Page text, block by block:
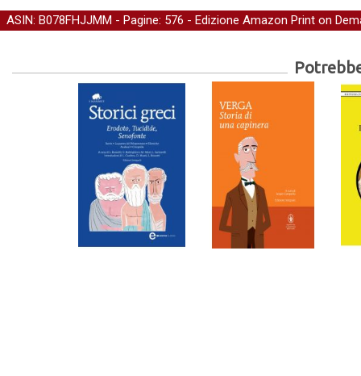
ASIN: B078FHJJMM - Pagine: 576 - Edizione Amazon Print on